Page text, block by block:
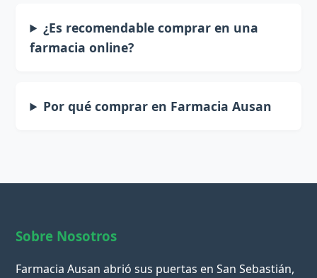
¿Es recomendable comprar en una
farmacia online?
Por qué comprar en Farmacia Ausan
Sobre Nosotros
Farmacia Ausan abrió sus puertas en San Sebastián,